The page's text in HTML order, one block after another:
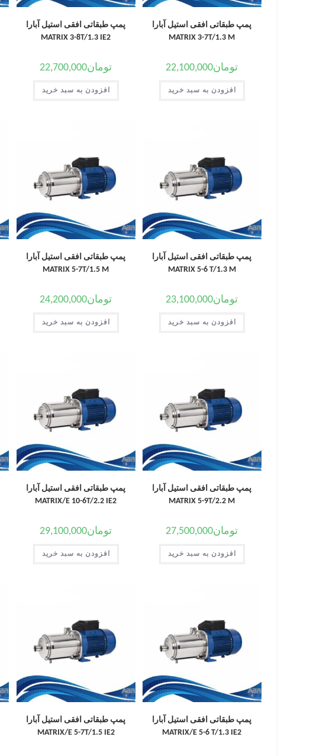
پمپ طبقاتی افقی استیل آبارا
MATRIX 3-7T/1.3 M
تومان22,100,000
افزودن به سبد خرید
پمپ طبقاتی افقی استیل آبارا
MATRIX 3-8T/1.3 IE2
تومان22,700,000
افزودن به سبد خرید
پمپ طبقاتی افقی استیل آبارا
MATRIX 5-6 T/1.3 M
تومان23,100,000
افزودن به سبد خرید
پمپ طبقاتی افقی استیل آبارا
MATRIX 5-7T/1.5 M
تومان24,200,000
افزودن به سبد خرید
پمپ طبقاتی افقی استیل آبارا
MATRIX 5-9T/2.2 M
تومان27,500,000
افزودن به سبد خرید
پمپ طبقاتی افقی استیل آبارا
MATRIX/E 10-6T/2.2 IE2
تومان29,100,000
افزودن به سبد خرید
پمپ طبقاتی افقی استیل آبارا
MATRIX/E 5-6 T/1.3 IE2
پمپ طبقاتی افقی استیل آبارا
MATRIX/E 5-7T/1.5 IE2